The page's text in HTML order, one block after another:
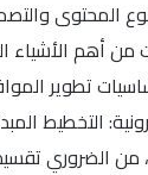
المحتوى
من أهم
تطوير
التخطيط
من الضروري